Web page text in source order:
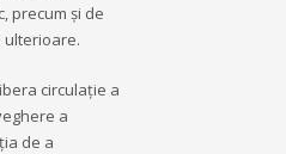
precum și de
ulterioare.
circulație a
a
de a